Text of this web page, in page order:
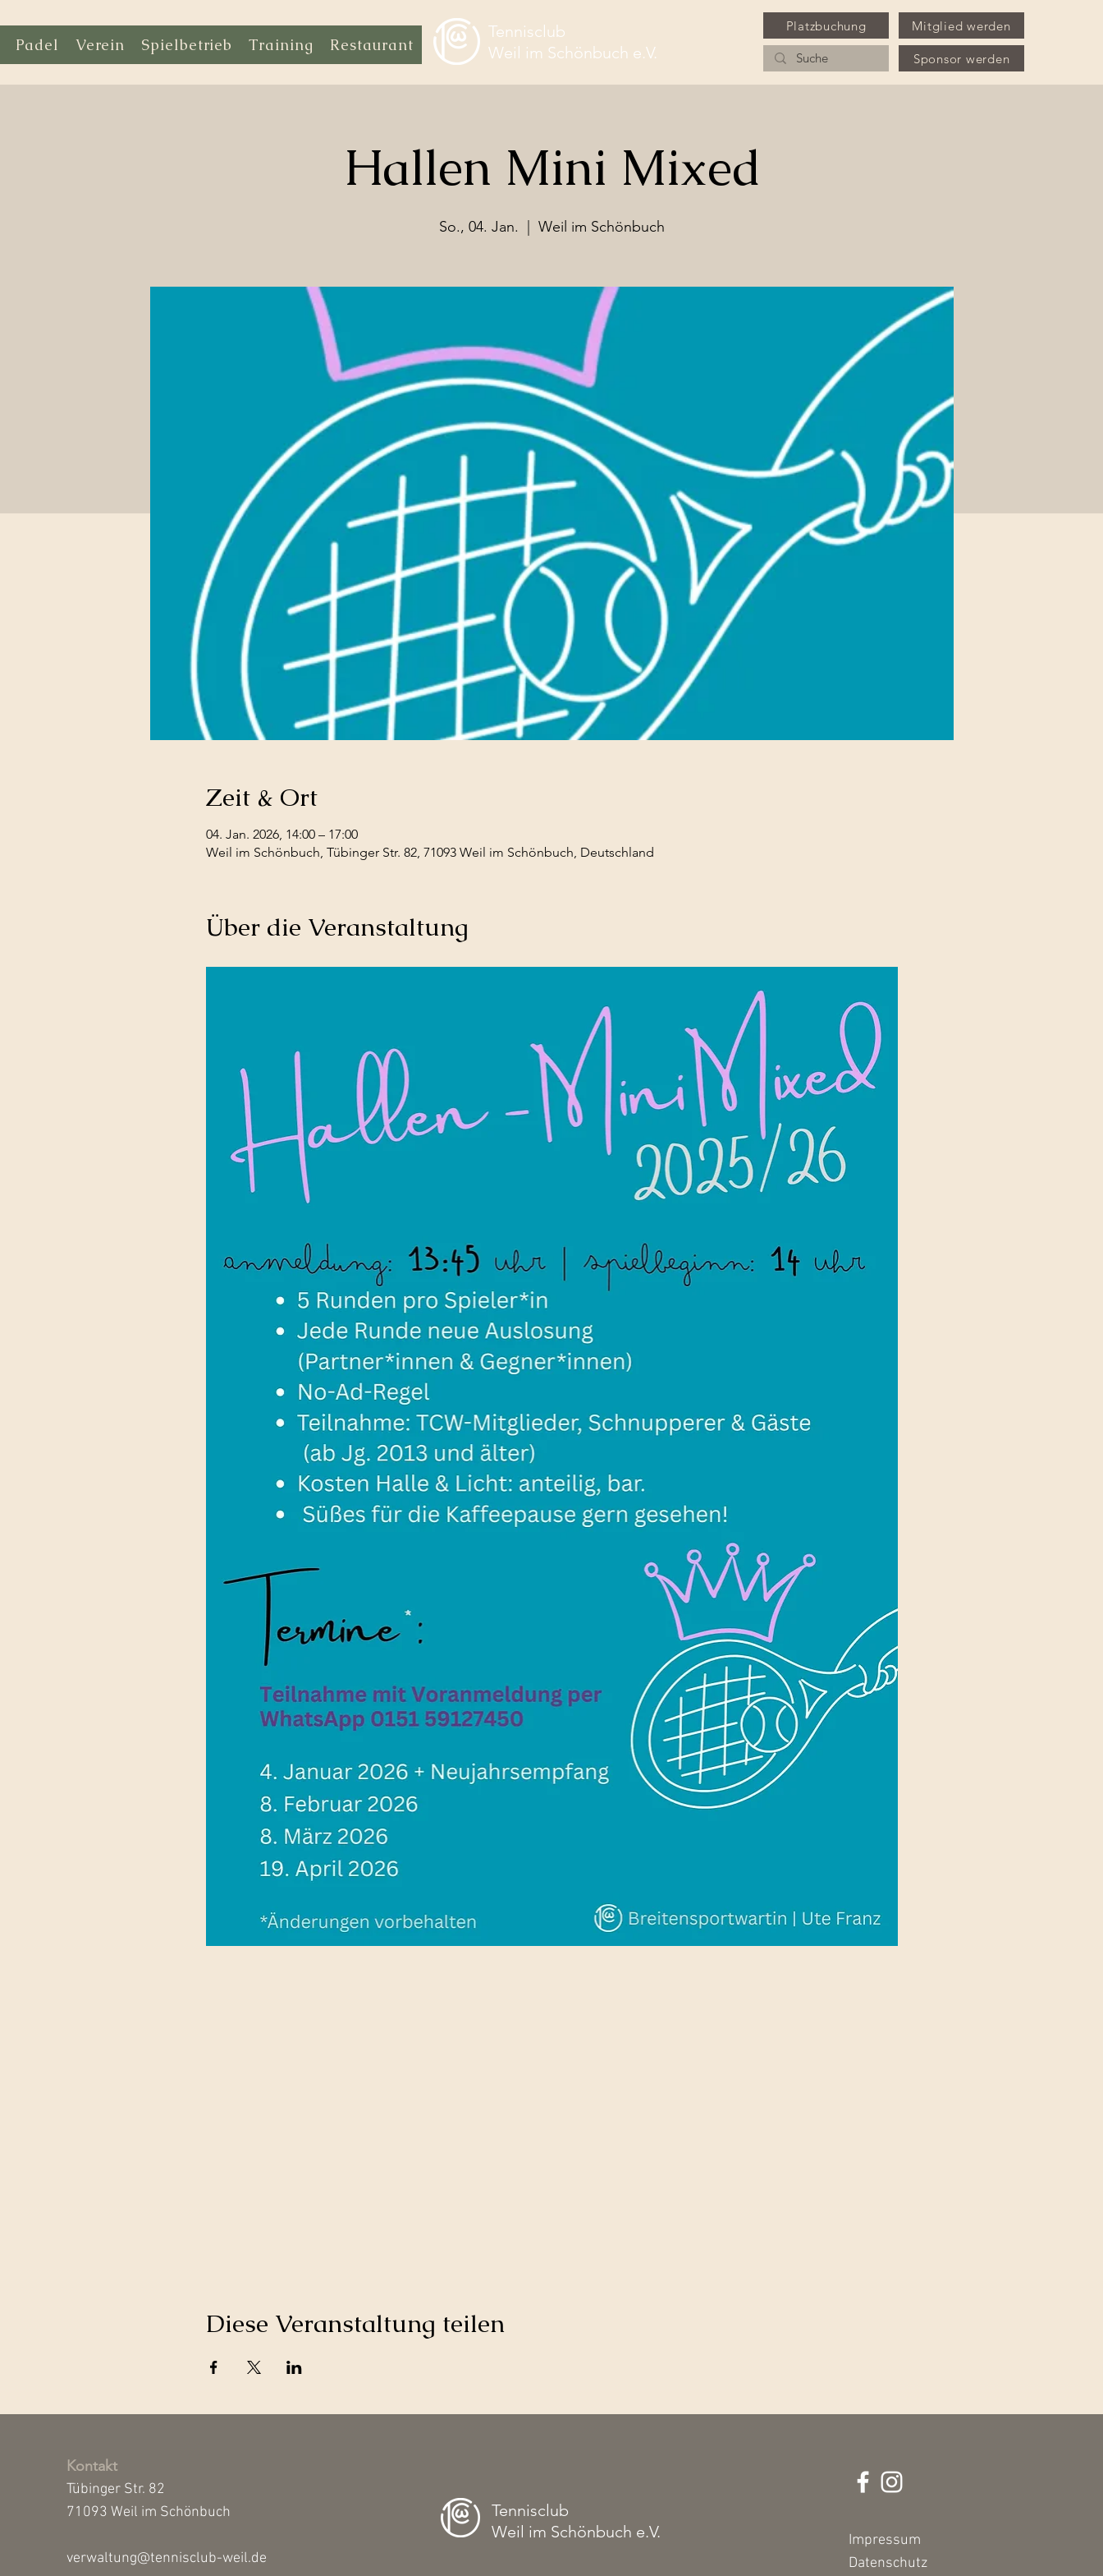
Padel Verein Spielbetrieb Training Restaurant
Tennisclub
Weil im Schönbuch e.V.
Platzbuchung Mitglied werden
Sponsor werden
Hallen Mini Mixed
So., 04. Jan. Weil im Schönbuch
Zeit & Ort
04. Jan. 2026, 14:00 – 17:00
Weil im Schönbuch, Tübinger Str. 82, 71093 Weil im Schönbuch, Deutschland
Über die Veranstaltung
Diese Veranstaltung teilen
Kontakt
Tübinger Str. 82
71093 Weil im Schönbuch
verwaltung@tennisclub-weil.de
Tennisclub
Weil im Schönbuch e.V.
Impressum
Datenschutz